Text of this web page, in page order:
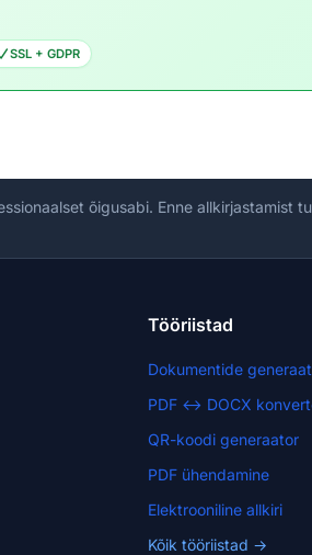
SSL + GDPR
õigusabi. Enne
Tööriistad
Dokumentide
PDF ↔ DOCX
QR-koodi generaator
PDF ühendamine
Elektrooniline allkiri
Kõik tööriistad →